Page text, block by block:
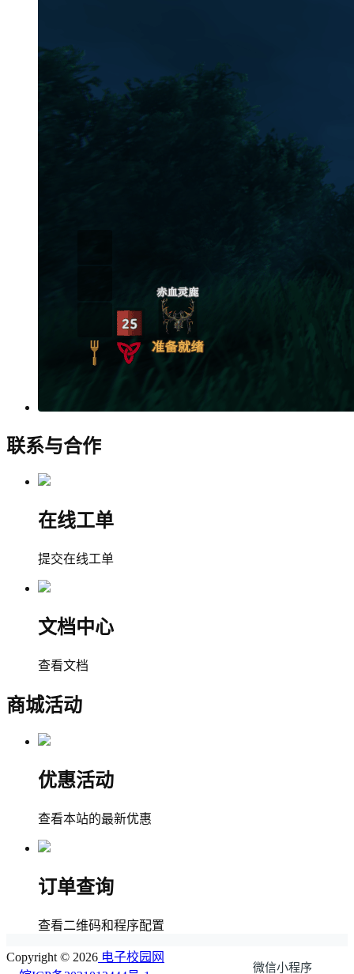
联系与合作
在线工单
提交在线工单
文档中心
查看文档
商城活动
优惠活动
查看本站的最新优惠
订单查询
查看二维码和程序配置
微信小程序
Copyright © 2026 电子校园网